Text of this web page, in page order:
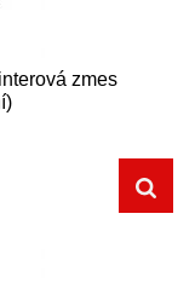
zmes